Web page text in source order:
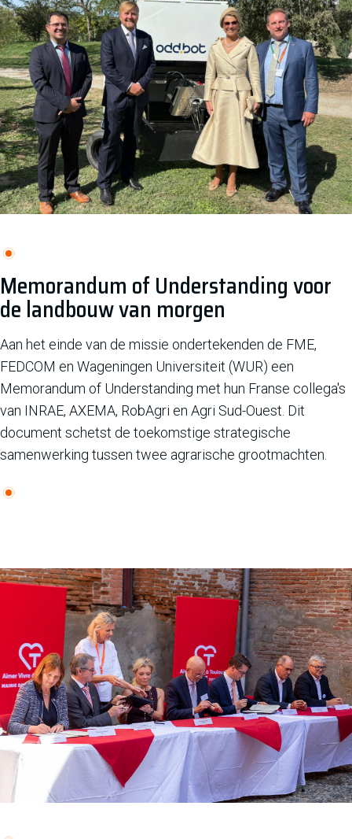
Memorandum of Understanding voor
de landbouw van morgen
Aan het einde van de missie ondertekenden de FME,
FEDCOM en Wageningen Universiteit (WUR) een
Memorandum of Understanding met hun Franse collega's
van INRAE, AXEMA, RobAgri en Agri Sud-Ouest. Dit
document schetst de toekomstige strategische
samenwerking tussen twee agrarische grootmachten.